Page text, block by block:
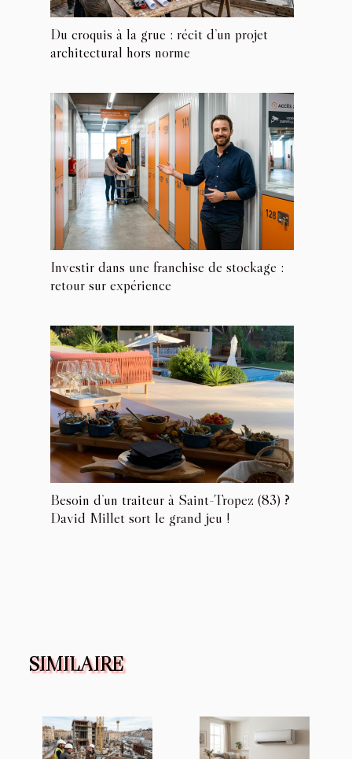
Du croquis à la grue : récit d’un projet
architectural hors norme
Investir dans une franchise de stockage :
retour sur expérience
Besoin d’un traiteur à Saint-Tropez (83) ?
David Millet sort le grand jeu !
SIMILAIRE